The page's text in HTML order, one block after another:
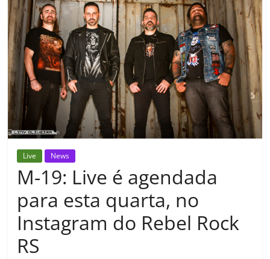
Live News
M-19: Live é agendada
para esta quarta, no
Instagram do Rebel Rock
RS